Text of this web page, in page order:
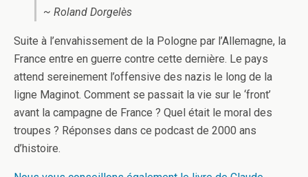
~ Roland Dorgelès
Suite à l’envahissement de la Pologne par l’Allemagne, la
France entre en guerre contre cette dernière. Le pays
attend sereinement l’offensive des nazis le long de la
ligne Maginot. Comment se passait la vie sur le ‘front’
avant la campagne de France ? Quel était le moral des
troupes ? Réponses dans ce podcast de 2000 ans
d’histoire.